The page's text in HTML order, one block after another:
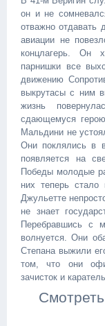
он и не
отважно отдавать
авиации не
концлагерь. Он
парнишки все
движению
выкрутасы с ним
жизнь
сдающемуся
Мальдини не
Они поклялись в
появляется на
Победы молодые
них теперь
Джульетте
не знает
Перебравшись с
волнуется. Они
Степана выжили
том, что они
зачисток и